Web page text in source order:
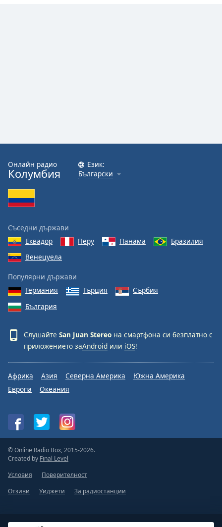
Онлайн радио
Колумбия
Език:
Български
Съседни държави
Еквадор
Перу Панама
Бразилия
Венецуела
Популярни държави
Германия
Гърция
Сърбия
България
Слушайте San Juan Stereo на смартфона си безплатно с
приложението заAndroid или iOS!
Африка Азия Северна Америка
Южна Америка
Европа
Океания
© Online Radio Box, 2015-2026.
Created by Final Level
Условия
Поверителност
Отзиви
Уиджети За радиостанции